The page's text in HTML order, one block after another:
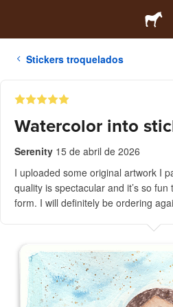
Stickers troquelados
Watercolor into
Serenity 15 de abril de 2026
I uploaded some original artwork I
quality is spectacular and it’s so
form. I will definitely be ordering